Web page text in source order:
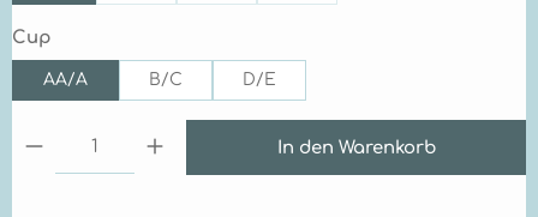
Cupauswählen
AA/A B/C D/E
Produkt Anzahl: Gib den gewünschten Wert
In den Warenkorb